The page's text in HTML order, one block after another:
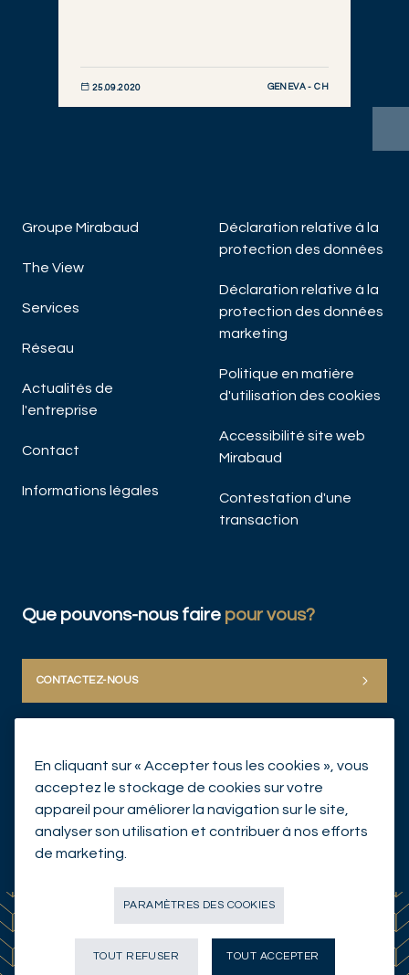
25.09.2020 GENEVA - CH
Groupe Mirabaud
The View
Services
Réseau
Actualités de
l'entreprise
Contact
Informations légales
Déclaration relative à la
protection des données
Déclaration relative à la
protection des données
marketing
Politique en matière
d'utilisation des cookies
Accessibilité site web
Mirabaud
Contestation d'une
transaction
Que pouvons-nous faire pour vous?
CONTACTEZ-NOUS
En cliquant sur « Accepter tous les cookies », vous
acceptez le stockage de cookies sur votre
appareil pour améliorer la navigation sur le site,
analyser son utilisation et contribuer à nos efforts
de marketing.
PARAMÈTRES DES COOKIES
TOUT REFUSER TOUT ACCEPTER